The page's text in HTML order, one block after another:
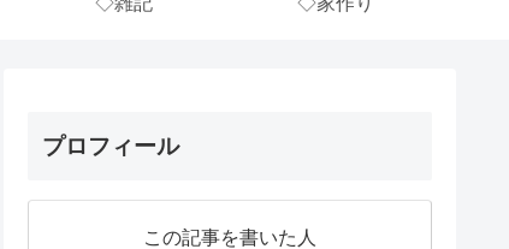
プロフィール
この記事を書いた人